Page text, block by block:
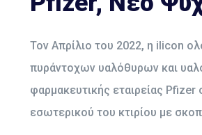
Τον Απρίλιο του 2022, η ilicon
πυράντοχων υαλόθυρων και
φαρμακευτικής εταιρείας
εσωτερικού του κτιρίου με